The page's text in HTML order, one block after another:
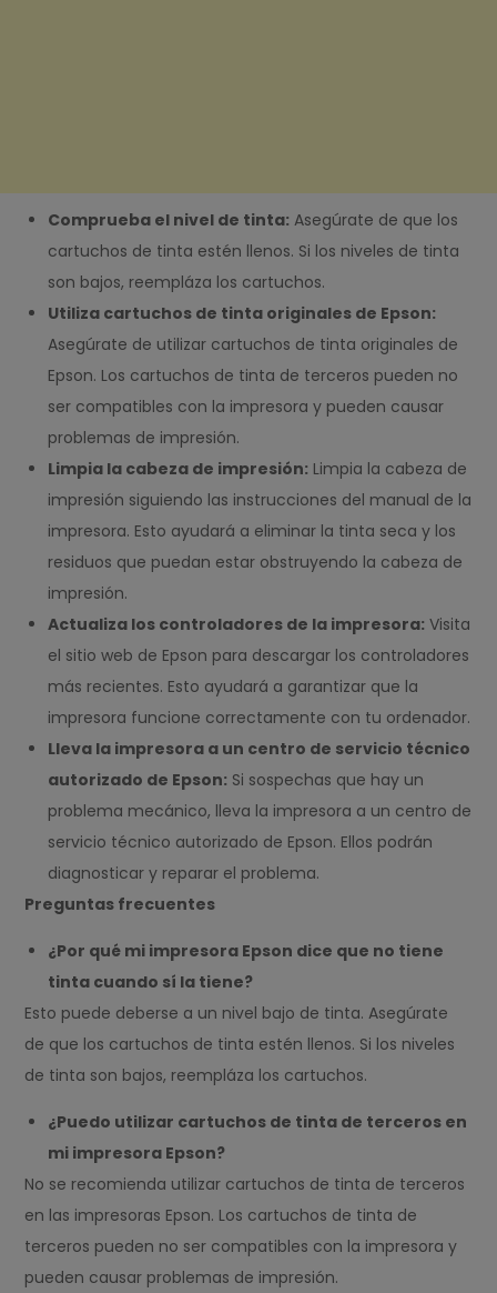
Comprueba el nivel de tinta: Asegúrate de que los
cartuchos de tinta estén llenos. Si los niveles de tinta
son bajos, reempláza los cartuchos.
Utiliza cartuchos de tinta originales de Epson:
Asegúrate de utilizar cartuchos de tinta originales de
Epson. Los cartuchos de tinta de terceros pueden no
ser compatibles con la impresora y pueden causar
problemas de impresión.
Limpia la cabeza de impresión: Limpia la cabeza de
impresión siguiendo las instrucciones del manual de la
impresora. Esto ayudará a eliminar la tinta seca y los
residuos que puedan estar obstruyendo la cabeza de
impresión.
Actualiza los controladores de la impresora: Visita
el sitio web de Epson para descargar los controladores
más recientes. Esto ayudará a garantizar que la
impresora funcione correctamente con tu ordenador.
Lleva la impresora a un centro de servicio técnico
autorizado de Epson: Si sospechas que hay un
problema mecánico, lleva la impresora a un centro de
servicio técnico autorizado de Epson. Ellos podrán
diagnosticar y reparar el problema.
Preguntas frecuentes
¿Por qué mi impresora Epson dice que no tiene
tinta cuando sí la tiene?
Esto puede deberse a un nivel bajo de tinta. Asegúrate
de que los cartuchos de tinta estén llenos. Si los niveles
de tinta son bajos, reempláza los cartuchos.
¿Puedo utilizar cartuchos de tinta de terceros en
mi impresora Epson?
No se recomienda utilizar cartuchos de tinta de terceros
en las impresoras Epson. Los cartuchos de tinta de
terceros pueden no ser compatibles con la impresora y
pueden causar problemas de impresión.